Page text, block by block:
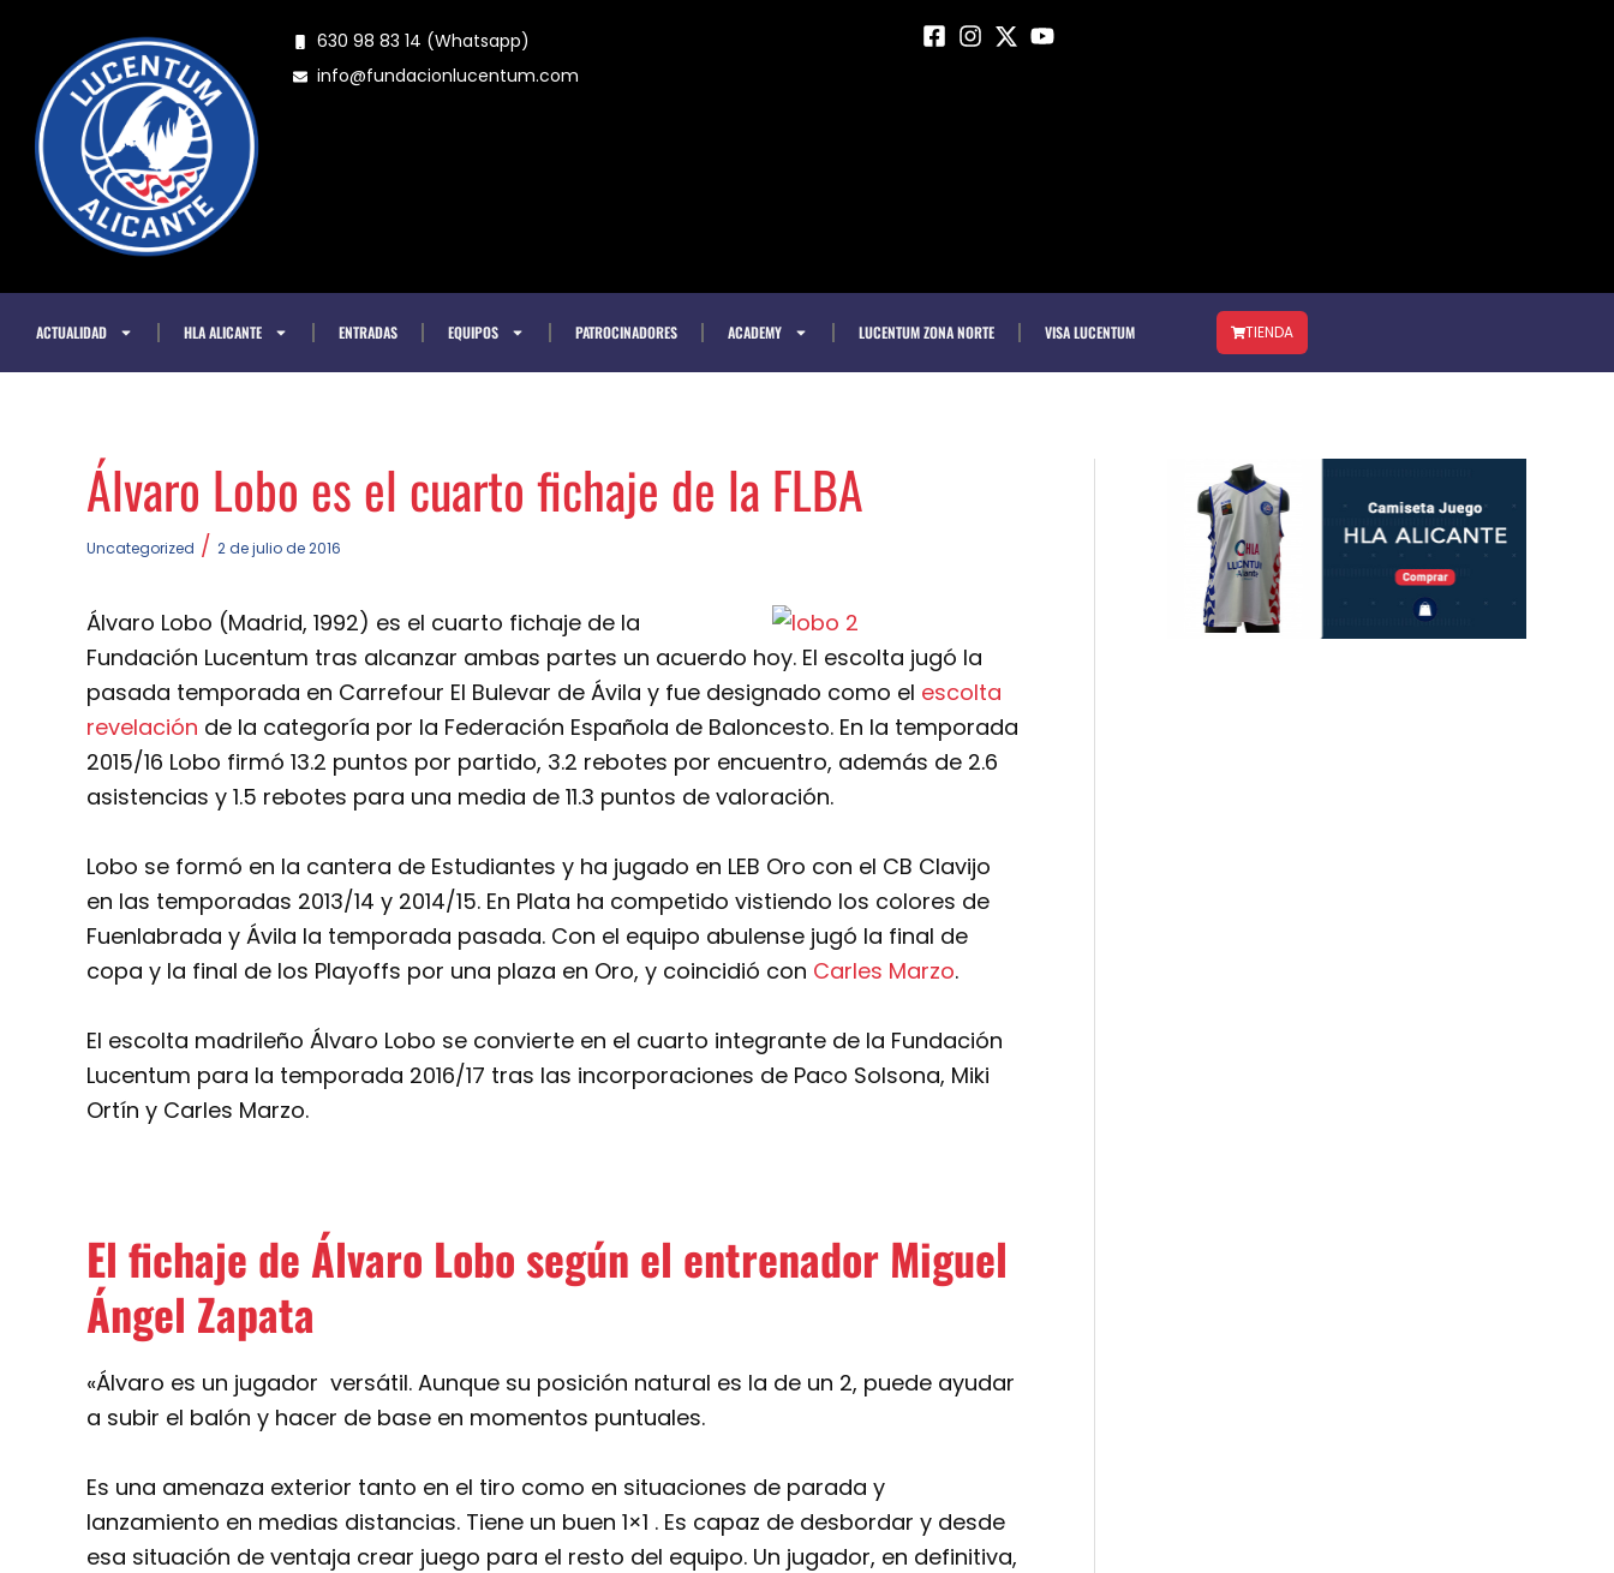
contenido
630 98 83 14 (Whatsapp)
info@fundacionlucentum.com
ACTUALIDAD HLA ALICANTE ENTRADAS EQUIPOS PATROCINADORES ACADEMY LUCENTUM ZONA NORTE VISA LUCENTUM TIENDA
Álvaro Lobo es el cuarto fichaje de la FLBA
Uncategorized / 2 de julio de 2016
Álvaro Lobo (Madrid, 1992) es el cuarto fichaje de la
Fundación Lucentum tras alcanzar ambas partes un acuerdo hoy. El escolta jugó la
pasada temporada en Carrefour El Bulevar de Ávila y fue designado como el escolta
revelación de la categoría por la Federación Española de Baloncesto. En la temporada
2015/16 Lobo firmó 13.2 puntos por partido, 3.2 rebotes por encuentro, además de 2.6
asistencias y 1.5 rebotes para una media de 11.3 puntos de valoración.
Lobo se formó en la cantera de Estudiantes y ha jugado en LEB Oro con el CB Clavijo
en las temporadas 2013/14 y 2014/15. En Plata ha competido vistiendo los colores de
Fuenlabrada y Ávila la temporada pasada. Con el equipo abulense jugó la final de
copa y la final de los Playoffs por una plaza en Oro, y coincidió con Carles Marzo.
El escolta madrileño Álvaro Lobo se convierte en el cuarto integrante de la Fundación
Lucentum para la temporada 2016/17 tras las incorporaciones de Paco Solsona, Miki
Ortín y Carles Marzo.
El fichaje de Álvaro Lobo según el entrenador Miguel
Ángel Zapata
«Álvaro es un jugador versátil. Aunque su posición natural es la de un 2, puede ayudar
a subir el balón y hacer de base en momentos puntuales.
Es una amenaza exterior tanto en el tiro como en situaciones de parada y
lanzamiento en medias distancias. Tiene un buen 1×1 . Es capaz de desbordar y desde
esa situación de ventaja crear juego para el resto del equipo. Un jugador, en definitiva,